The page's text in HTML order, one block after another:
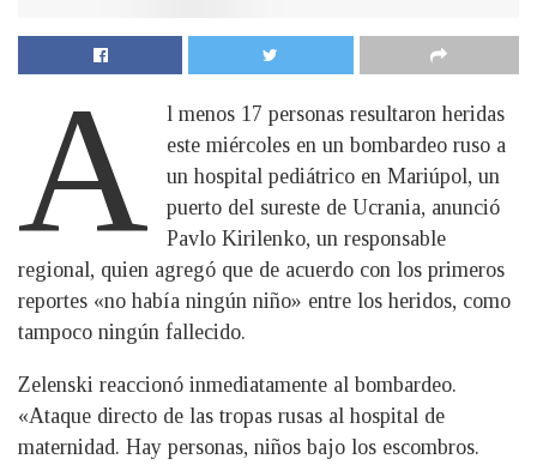
A
l menos 17 personas resultaron heridas
este miércoles en un bombardeo ruso a
un hospital pediátrico en Mariúpol, un
puerto del sureste de Ucrania, anunció
Pavlo Kirilenko, un responsable
regional, quien agregó que de acuerdo con los primeros
reportes «no había ningún niño» entre los heridos, como
tampoco ningún fallecido.
Zelenski reaccionó inmediatamente al bombardeo.
«Ataque directo de las tropas rusas al hospital de
maternidad. Hay personas, niños bajo los escombros.